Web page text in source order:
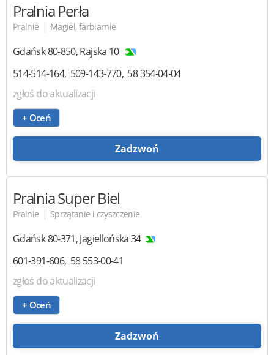
Pralnia Perła
Pralnie | Magiel, farbiarnie
Gdańsk80-850,Rajska 10
514-514-164 509-143-770 58 354-04-04
zgłoś do aktualizacji
+ Oceń
Zadzwoń
Pralnia Super Biel
Pralnie | Sprzątanie i czyszczenie
Gdańsk80-371,Jagiellońska 34
601-391-606 58 553-00-41
zgłoś do aktualizacji
+ Oceń
Zadzwoń